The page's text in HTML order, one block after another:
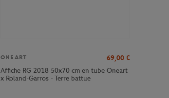
ONEART 69,00 €
Affiche RG 2018 50x70 cm en tube Oneart
x Roland-Garros - Terre battue